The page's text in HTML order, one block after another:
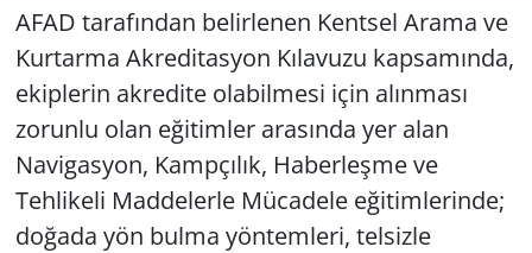
AFAD tarafından belirlenen Kentsel Arama ve
Kurtarma Akreditasyon Kılavuzu kapsamında,
ekiplerin akredite olabilmesi için alınması
zorunlu olan eğitimler arasında yer alan
Navigasyon, Kampçılık, Haberleşme ve
Tehlikeli Maddelerle Mücadele eğitimlerinde;
doğada yön bulma yöntemleri, telsizle